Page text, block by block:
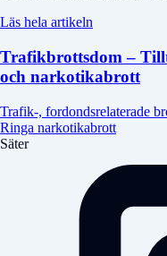
Läs hela artikeln
Trafikbrottsdom –
och narkotikabrott
Trafik-, fordondsrelaterade
Ringa narkotikabrott
Säter